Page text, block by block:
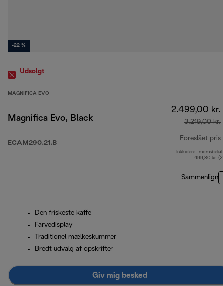
-22 %
Udsolgt
MAGNIFICA EVO
Magnifica Evo, Black
ECAM290.21.B
2.499,00 kr.
3.219,00 kr.
Foreslået pris
Inkluderet
499,80 kr.
Sammenlign
Den friskeste kaffe
Farvedisplay
Traditionel mælkeskummer
Bredt udvalg af opskrifter
Giv mig besked